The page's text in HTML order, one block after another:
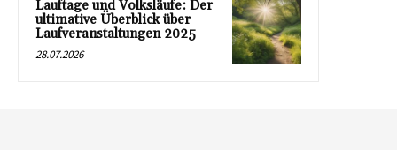
Lauftage und Volksläufe: Der
ultimative Überblick über
Laufveranstaltungen 2025
28.07.2026